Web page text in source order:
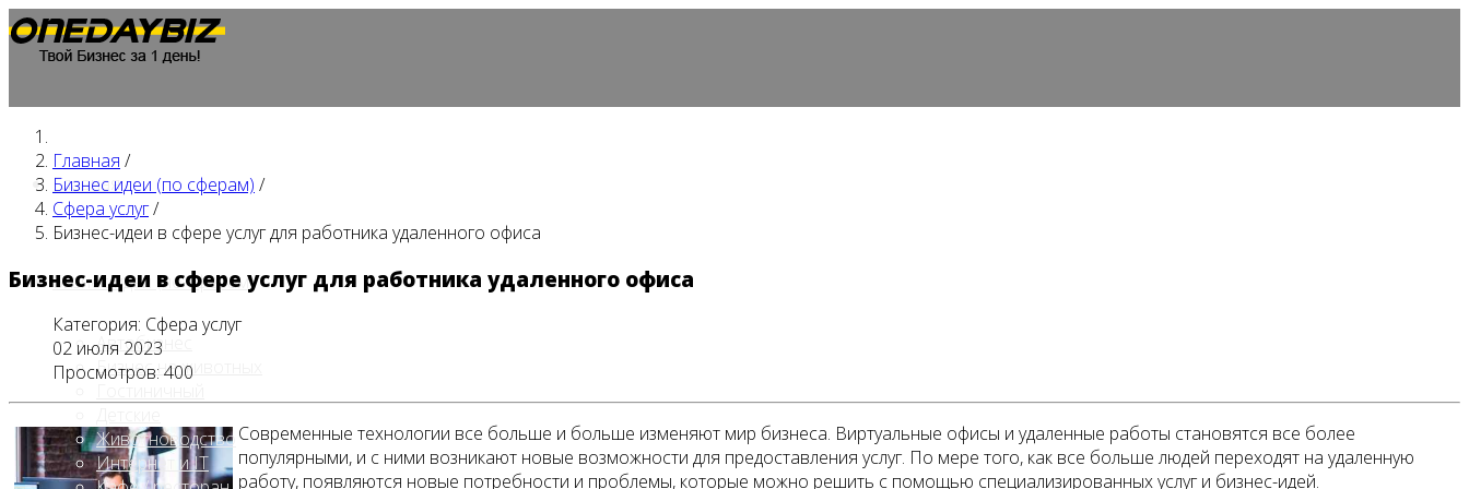
Главная
Бизнес идеи (по сферам)
Автобизнес
Бизнес на животных
Гостиничный
Животноводство
Интернет и IT
Главная /
Бизнес идеи (по сферам) /
Сфера услуг/
Бизнес-идеи в сфере услуг для работника удаленного офиса
Бизнес-идеи в сфере услуг для работника удаленного офиса
Категория: Сфера услуг
02 июля 2023
Просмотров: 400
Современные технологии все больше и больше изменяют мир бизнеса. Виртуальные офисы и удаленные работы становятся все более
популярными, и с ними возникают новые возможности для предоставления услуг. По мере того, как все больше людей переходят на удаленную
работу, появляются новые потребности и проблемы, которые можно решить с помощью специализированных услуг и бизнес-идей.